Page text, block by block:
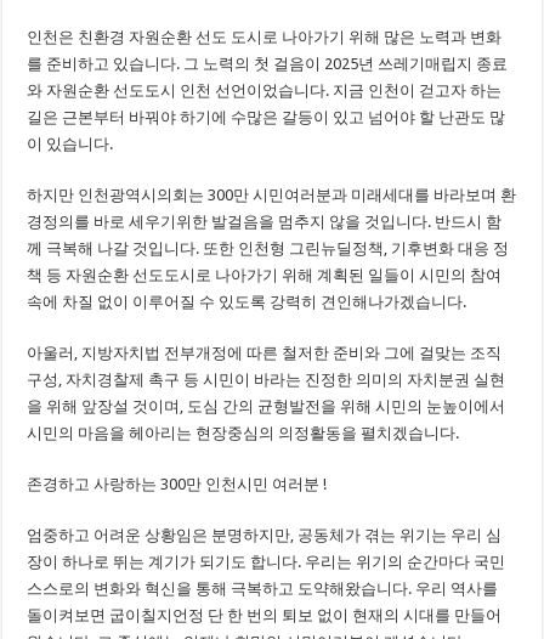
인천은 친환경 자원순환 선도 도시로 나아가기 위해 많은 노력과 변화
를 준비하고 있습니다. 그 노력의 첫 걸음이 2025년 쓰레기매립지 종료
와 자원순환 선도도시 인천 선언이었습니다. 지금 인천이 걷고자 하는
길은 근본부터 바꿔야 하기에 수많은 갈등이 있고 넘어야 할 난관도 많
이 있습니다.
하지만 인천광역시의회는 300만 시민여러분과 미래세대를 바라보며 환
경정의를 바로 세우기위한 발걸음을 멈추지 않을 것입니다. 반드시 함
께 극복해 나갈 것입니다. 또한 인천형 그린뉴딜정책, 기후변화 대응 정
책 등 자원순환 선도도시로 나아가기 위해 계획된 일들이 시민의 참여
속에 차질 없이 이루어질 수 있도록 강력히 견인해나가겠습니다.
아울러, 지방자치법 전부개정에 따른 철저한 준비와 그에 걸맞는 조직
구성, 자치경찰제 촉구 등 시민이 바라는 진정한 의미의 자치분권 실현
을 위해 앞장설 것이며, 도심 간의 균형발전을 위해 시민의 눈높이에서
시민의 마음을 헤아리는 현장중심의 의정활동을 펼치겠습니다.
존경하고 사랑하는 300만 인천시민 여러분 !
엄중하고 어려운 상황임은 분명하지만, 공동체가 겪는 위기는 우리 심
장이 하나로 뛰는 계기가 되기도 합니다. 우리는 위기의 순간마다 국민
스스로의 변화와 혁신을 통해 극복하고 도약해왔습니다. 우리 역사를
돌이켜보면 굽이칠지언정 단 한 번의 퇴보 없이 현재의 시대를 만들어